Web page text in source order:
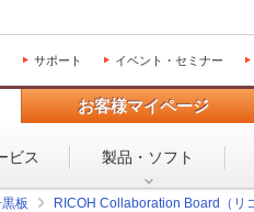
サポート イベント・セミナー
お客様マイページ
ビス 製品・ソフト
板 RICOH Collaboration Board（リ